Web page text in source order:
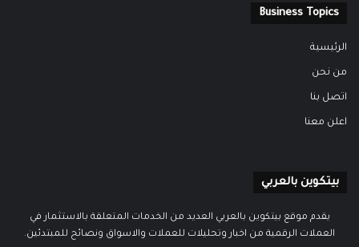
Business Topics
الرئيسية
من نحن
اتصل بنا
اعلن معنا
بيتكوين بالعربي
يقدم موقع بيتكوين بالعربي العديد من الخدمات المتعلقة بالاستثمار في
العملات الرقمية من اخبار وتحليلات للعملات والاسواق ونصائح للمبتدئين.